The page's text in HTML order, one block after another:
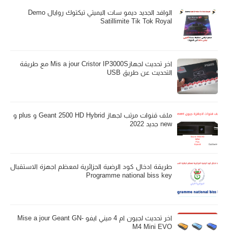
الوافد الجديد ديمو سات اليميتي تيكتوك روايال Demo
Satillimite Tik Tok Royal
اخر تحديث لجهازMis a jour Cristor IP3000S مع طريقة
التحديث عن طريق USB
ملف قنوات مرتب لجهاز Geant 2500 HD Hybrid و plus و
new جديد 2022
طريقة ادخال كود الرضية الجزائرية لمعظم اجهزة الاستقبال
Programme national biss key
اخر تحديث لجيون ام 4 ميني ايفو Mise a jour Geant GN-
M4 Mini EVO